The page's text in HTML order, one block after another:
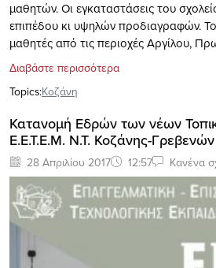
μαθητών. Οι εγκαταστάσεις του
επιπέδου κι υψηλών προδιαγραφών.
μαθητές από τις περιοχές Αργίλου,
Διαβάστε περισσότερα
Topics:Κοζάνη
Κατανομή Εδρών των νέων
Ε.Ε.Τ.Ε.Μ. Ν.Τ. Κοζάνης-Γρεβενών
28 Απριλίου 2017 12:57 Κανένα